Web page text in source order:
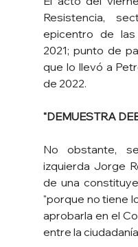
Resistencia,
epicentro de
2021; punto de
que lo llevó a
de 2022.
"DEMUESTRA
No obstante,
izquierda Jorge
de una
"porque no tiene
aprobarla en el
entre la